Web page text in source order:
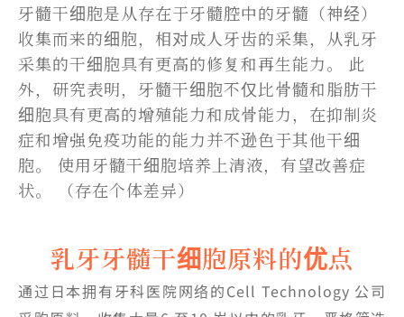
牙髓干细胞是从存在于牙髓腔中的牙髓（神经）
收集而来的细胞，相对成人牙齿的采集，从乳牙
采集的干细胞具有更高的修复和再生能力。 此
外，研究表明，牙髓干细胞不仅比骨髓和脂肪干
细胞具有更高的增殖能力和成骨能力，在抑制炎
症和增强免疫功能的能力并不逊色于其他干细
胞。 使用牙髓干细胞培养上清液，有望改善症
状。 （存在个体差异）
乳牙牙髓干细胞原料的优点
通过日本拥有牙科医院网络的Cell Technology 公司